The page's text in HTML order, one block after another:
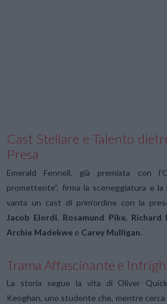
Cast Stellare e Talento
Presa
Emerald Fennell, già premiata con
promettente”, firma la sceneggiatura e la
vanta un cast di prim’ordine con la
Jacob Elordi, Rosamund Pike, Richard
Archie Madekwe e Carey Mulligan.
Trama Affascinante e
La storia segue la vita di Oliver
Keoghan, uno studente che, mentre cerca